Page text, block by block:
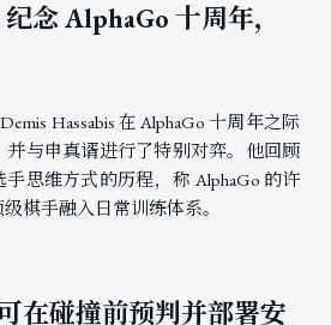
念 AlphaGo 十周年，
Hassabis 在 AlphaGo 十周年之际
与申真谞进行了特别对弈。他回顾
手思维方式的历程，称 AlphaGo 的许
棋手融入日常训练体系。
在碰撞前预判并部署安